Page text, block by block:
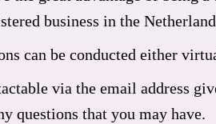
business in the
can be conducted either
via the email address
questions that you may have.